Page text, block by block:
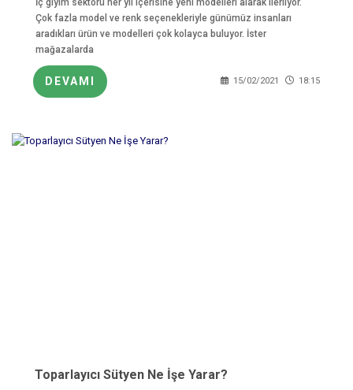
Çok fazla model ve renk seçenekleriyle günümüz insanları
aradıkları ürün ve modelleri çok kolayca buluyor. İster
mağazalarda
DEVAMI 15/02/2021 18:15
Toparlayıcı Sütyen Ne İşe Yarar?